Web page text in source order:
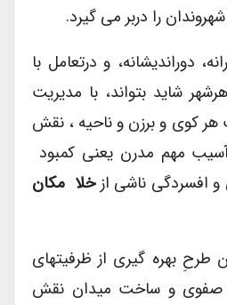
را دربر می گیرد.
دوراندیشانه، و درتعامل با
شاید بتواند، با مدیریت
کوی و برزن و ناحیه ، نقش
مهم مدرن یعنی کمبود
افسردگی ناشی از خلا مکان
طرحِ بهره گیری از ظرفیتهای
صفوی و ساخت میدان نقش